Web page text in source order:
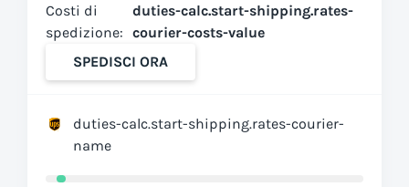
Costi di
spedizione:
duties-calc.start-shipping.rates-
courier-costs-value
SPEDISCI ORA
duties-calc.start-shipping.rates-courier-
name